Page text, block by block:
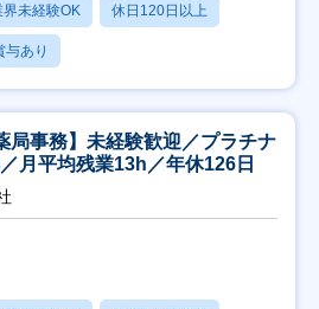
未経験OK 休日120日以上
与あり
局事務】未経験歓迎／プラチナ
月平均残業13h／年休126日